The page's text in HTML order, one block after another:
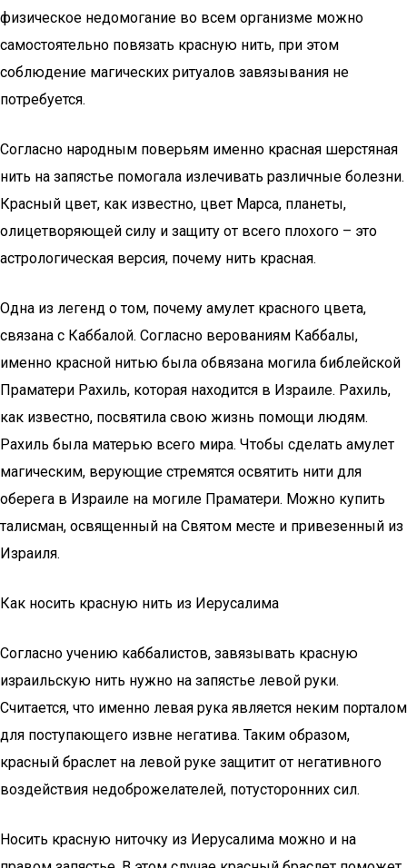
физическое недомогание во всем организме можно
самостоятельно повязать красную нить, при этом
соблюдение магических ритуалов завязывания не
потребуется.
Согласно народным поверьям именно красная шерстяная
нить на запястье помогала излечивать различные болезни.
Красный цвет, как известно, цвет Марса, планеты,
олицетворяющей силу и защиту от всего плохого – это
астрологическая версия, почему нить красная.
Одна из легенд о том, почему амулет красного цвета,
связана с Каббалой. Согласно верованиям Каббалы,
именно красной нитью была обвязана могила библейской
Праматери Рахиль, которая находится в Израиле. Рахиль,
как известно, посвятила свою жизнь помощи людям.
Рахиль была матерью всего мира. Чтобы сделать амулет
магическим, верующие стремятся освятить нити для
оберега в Израиле на могиле Праматери. Можно купить
талисман, освященный на Святом месте и привезенный из
Израиля.
Как носить красную нить из Иерусалима
Согласно учению каббалистов, завязывать красную
израильскую нить нужно на запястье левой руки.
Считается, что именно левая рука является неким порталом
для поступающего извне негатива. Таким образом,
красный браслет на левой руке защитит от негативного
воздействия недоброжелателей, потусторонних сил.
Носить красную ниточку из Иерусалима можно и на